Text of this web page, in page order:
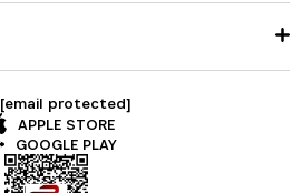
[email protected]
APPLE STORE
GOOGLE PLAY